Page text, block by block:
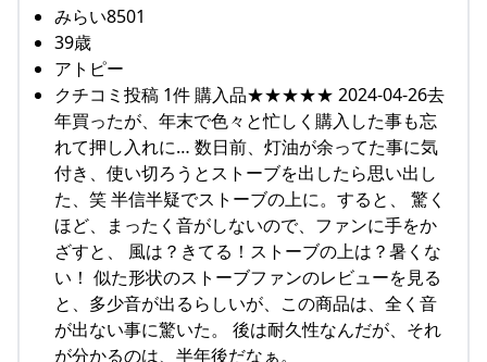
みらい8501
39歳
アトピー
クチコミ投稿 1件 購入品★★★★★ 2024-04-26去
年買ったが、年末で色々と忙しく購入した事も忘
れて押し入れに… 数日前、灯油が余ってた事に気
付き、使い切ろうとストーブを出したら思い出し
た、笑 半信半疑でストーブの上に。すると、 驚く
ほど、まったく音がしないので、ファンに手をか
ざすと、 風は？きてる！ストーブの上は？暑くな
い！ 似た形状のストーブファンのレビューを見る
と、多少音が出るらしいが、この商品は、全く音
が出ない事に驚いた。 後は耐久性なんだが、それ
が分かるのは、半年後だなぁ。